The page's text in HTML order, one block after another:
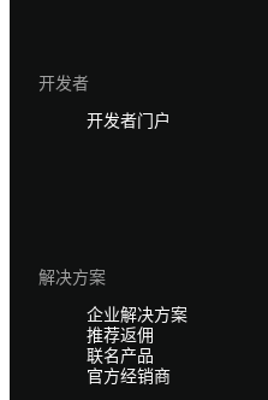
开发者
开发者门户
解决方案
企业解决方案
推荐返佣
联名产品
官方经销商